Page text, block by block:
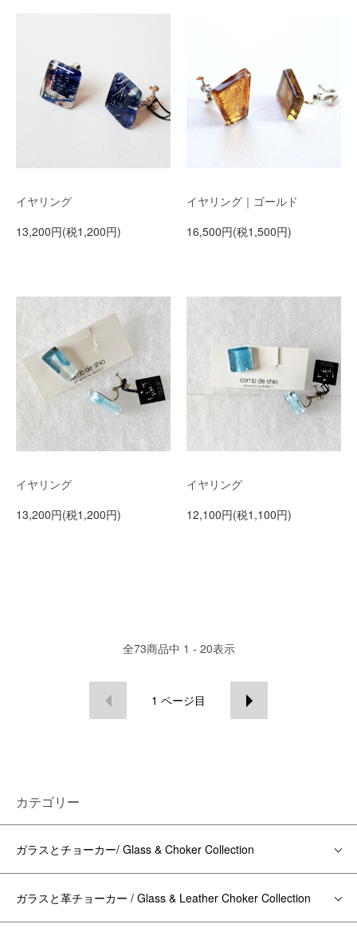
イヤリング
13,200円(税1,200円)
イヤリング｜ゴールド
16,500円(税1,500円)
イヤリング
13,200円(税1,200円)
イヤリング
12,100円(税1,100円)
全73商品中 1 - 20表示
1 ページ目
カテゴリー
ガラスとチョーカー/ Glass & Choker Collection
ガラスと革チョーカー / Glass & Leather Choker Collection